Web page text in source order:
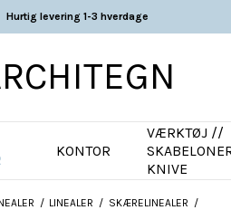
Hurtig levering 1-3 hverdage
KONTOR
VÆRKTØJ //
KNIVE
/ LINEALER / SKÆRELINEALER /